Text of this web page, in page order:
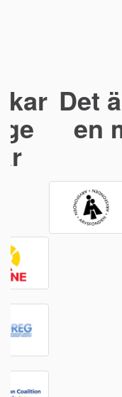
Det är
en
Kontakta oss
Riksförbundet
073-687 84 51